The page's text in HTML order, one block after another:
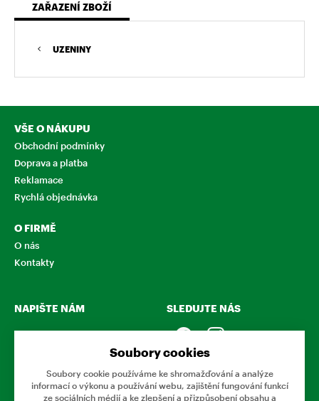
ZAŘAZENÍ ZBOŽÍ
UZENINY
VŠE O NÁKUPU
Obchodní podmínky
Doprava a platba
Reklamace
Rychlá objednávka
O FIRMĚ
O nás
Kontakty
NAPIŠTE NÁM
našich produktech nebo e-
shopu? Neváhejte napsat.
CHCI NAPSAT ZPRÁVU
SLEDUJTE NÁS
Soubory cookies
Soubory cookie používáme ke shromažďování a analýze
informací o výkonu a používání webu, zajištění fungování funkcí
ze sociálních médií a ke zlepšení a přizpůsobení obsahu a